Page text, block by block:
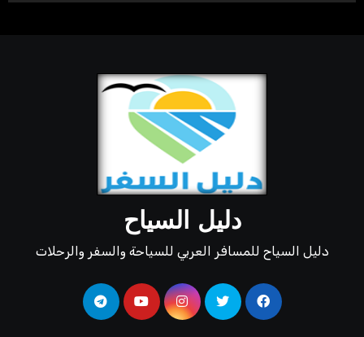
دليل السياح
دليل السياح للمسافر العربي للسياحة والسفر والرحلات